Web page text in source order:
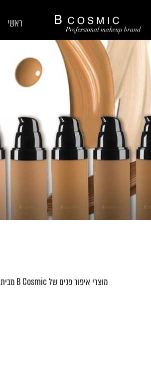
ראשי
מוצרי איפור פנים של B Cosmic מבית יוסי ביטון. ראו לעיל קטגוריה ייעודית.